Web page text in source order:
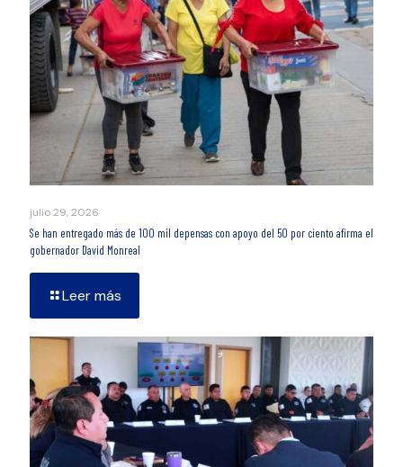
julio 29, 2026
Se han entregado más de 100 mil depensas con apoyo del 50 por ciento afirma el
gobernador David Monreal
Leer más